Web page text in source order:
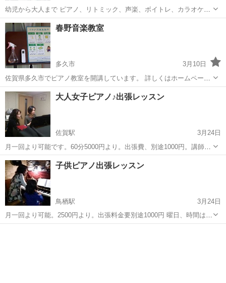
幼児から大人まで ピアノ、リトミック、声楽、ボイトレ、カラオケ、
楽器、楽典、ソルフェージュ、音高・音大受験対策、保育士・教員採
用試験対策、他 会場レッスン、訪問レッスン可 月謝5,000円～(クラス
による) 単発...
佐賀 小城市 小城駅 ピアノ
春野音楽教室
多久市
3月10日
佐賀県多久市でピアノ教室を開講しています。 詳しくはホームページ
をご覧ください。 【ホームページ】 https://haruno-ongaku-
kyoushitsu.com
佐賀 多久市 ピアノ 音楽教室
大人女子ピアノ♪出張レッスン
佐賀駅
3月24日
月一回より可能です。60分5000円より。出張費、別途1000円。講師の
スケジュールより、曜日を指定する場合がございます。メールは随
時、電話受付は木曜日午前中に承ります。
佐賀 佐賀市 佐賀駅 ピアノ
子供ピアノ出張レッスン
鳥栖駅
3月24日
月一回より可能。2500円より。出張料金要別途1000円 曜日、時間は前
後のスケジュールより指定する場合がございます。 受付はメールは随